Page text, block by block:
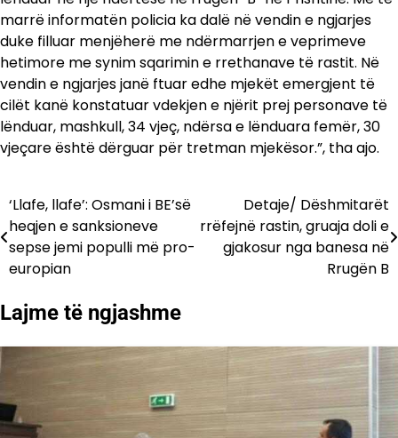
marrë informatën policia ka dalë në vendin e ngjarjes
duke filluar menjëherë me ndërmarrjen e veprimeve
hetimore me synim sqarimin e rrethanave të rastit. Në
vendin e ngjarjes janë ftuar edhe mjekët emergjent të
cilët kanë konstatuar vdekjen e njërit prej personave të
lënduar, mashkull, 34 vjeç, ndërsa e lënduara femër, 30
vjeçare është dërguar për tretman mjekësor.”, tha ajo.
Lëvizje
te
postimet
‘Llafe, llafe’: Osmani i BE’së
heqjen e sanksioneve
sepse jemi populli më pro-
europian
Detaje/ Dëshmitarët
rrëfejnë rastin, gruaja doli e
gjakosur nga banesa në
Rrugën B
Lajme të ngjashme